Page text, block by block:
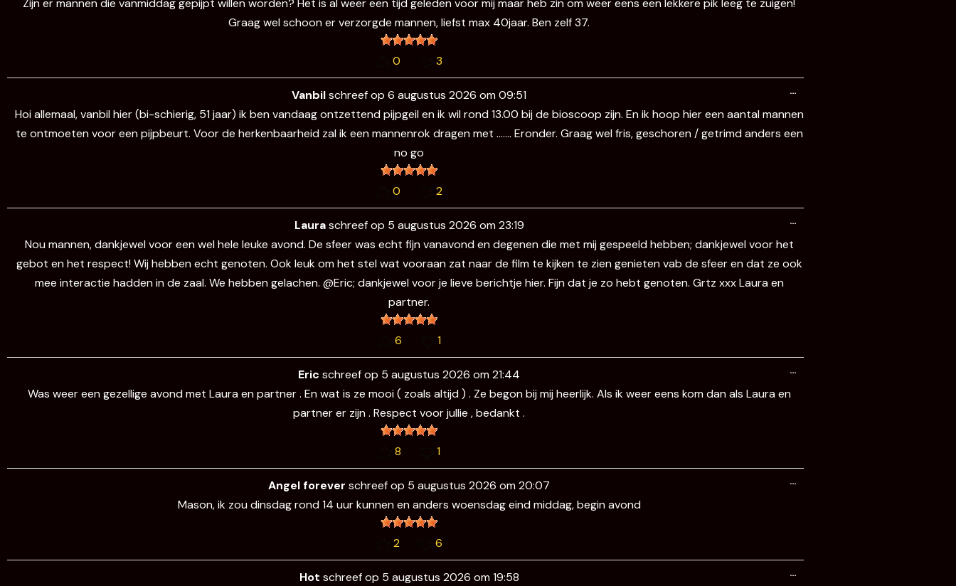
Zijn er mannen die vanmiddag gepijpt willen worden? Het is al weer een tijd geleden voor mij maar heb zin om weer eens een lekkere pik leeg te zuigen!
Graag wel schoon er verzorgde mannen, liefst max 40jaar. Ben zelf 37.
0 3
Vanbilschreef op 6 augustus 2026 om09:51
Hoi allemaal, vanbil hier (bi-schierig, 51 jaar) ik ben vandaag ontzettend pijpgeil en ik wil rond 13.00 bij de bioscoop zijn. En ik hoop hier een aantal mannen
te ontmoeten voor een pijpbeurt. Voor de herkenbaarheid zal ik een mannenrok dragen met ……. Eronder. Graag wel fris, geschoren / getrimd anders een
no go
0 2
…
Lauraschreef op 5 augustus 2026 om 23:19
Nou mannen, dankjewel voor een wel hele leuke avond. De sfeer was echt fijn vanavond en degenen die met mij gespeeld hebben; dankjewel voor het
gebot en het respect! Wij hebben echt genoten. Ook leuk om het stel wat vooraan zat naar de film te kijken te zien genieten vab de sfeer en dat ze ook
mee interactie hadden in de zaal. We hebben gelachen. @Eric; dankjewel voor je lieve berichtje hier. Fijn dat je zo hebt genoten. Grtz xxx Laura en
partner.
6 1
…
Eric schreef op 5 augustus 2026 om21:44
Was weer een gezellige avond met Laura en partner . En wat is ze mooi ( zoals altijd ) . Ze begon bij mij heerlijk. Als ik weer eens kom dan als Laura en
partner er zijn . Respect voor jullie , bedankt .
8 1
…
Angel forever schreef op 5 augustus 2026 om20:07
Mason, ik zou dinsdag rond 14 uur kunnen en anders woensdag eind middag, begin avond
2 6
…
Hot schreef op 5 augustus 2026 om 19:58 …